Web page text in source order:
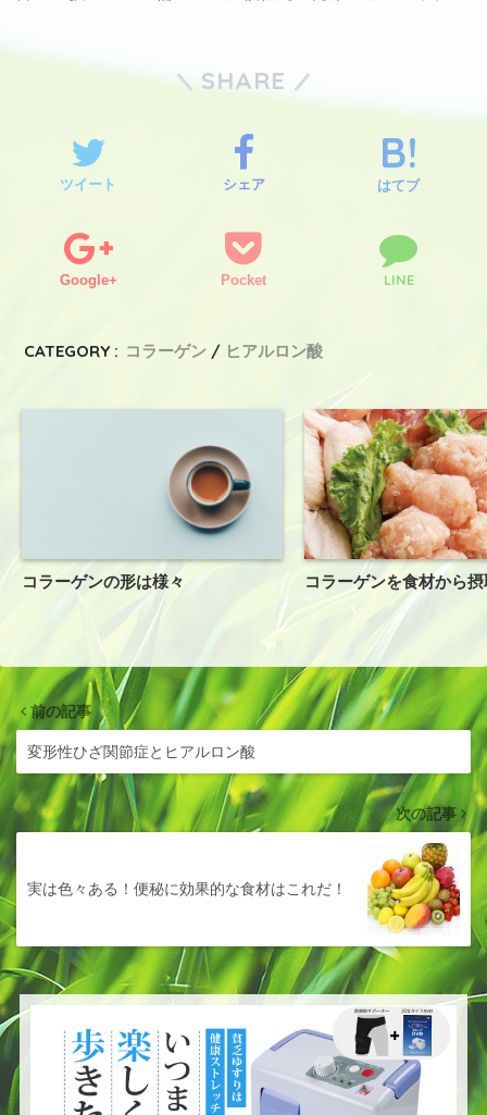
SHARE
ツイート シェア はてブ
Google+ Pocket LINE
CATEGORY : コラーゲン ヒアルロン酸
コラーゲンの形は様々 コラーゲンを食材から
前の記事
変形性ひざ関節症とヒアルロン酸
次の記事
実は色々ある！便秘に効果的な食材はこれだ！